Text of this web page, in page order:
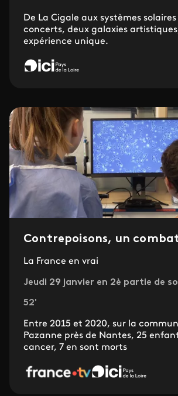
De La Cigale aux systèmes
concerts, deux galaxies
expérience unique.
Contrepoisons, un
La France en vrai
Jeudi 29 janvier en 2è partie de
52'
Entre 2015 et 2020, sur la
Pazanne près de Nantes, 25
cancer, 7 en sont morts